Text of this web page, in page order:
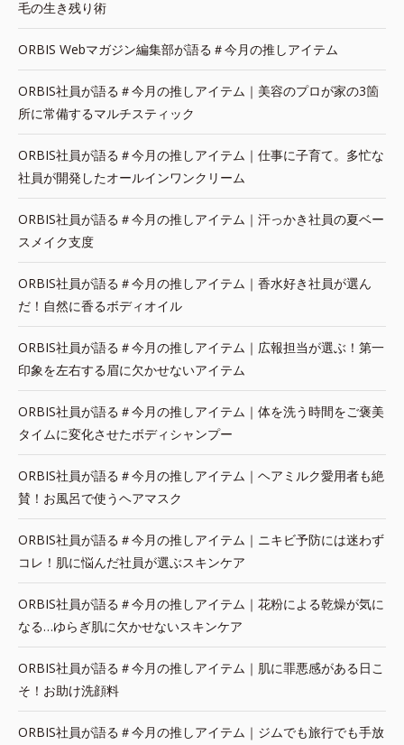
毛の生き残り術
ORBIS Webマガジン編集部が語る＃今月の推しアイテム
ORBIS社員が語る＃今月の推しアイテム｜美容のプロが家の3箇
所に常備するマルチスティック
ORBIS社員が語る＃今月の推しアイテム｜仕事に子育て。多忙な
社員が開発したオールインワンクリーム
ORBIS社員が語る＃今月の推しアイテム｜汗っかき社員の夏ベー
スメイク支度
ORBIS社員が語る＃今月の推しアイテム｜香水好き社員が選ん
だ！自然に香るボディオイル
ORBIS社員が語る＃今月の推しアイテム｜広報担当が選ぶ！第一
印象を左右する眉に欠かせないアイテム
ORBIS社員が語る＃今月の推しアイテム｜体を洗う時間をご褒美
タイムに変化させたボディシャンプー
ORBIS社員が語る＃今月の推しアイテム｜ヘアミルク愛用者も絶
賛！お風呂で使うヘアマスク
ORBIS社員が語る＃今月の推しアイテム｜ニキビ予防には迷わず
コレ！肌に悩んだ社員が選ぶスキンケア
ORBIS社員が語る＃今月の推しアイテム｜花粉による乾燥が気に
なる…ゆらぎ肌に欠かせないスキンケア
ORBIS社員が語る＃今月の推しアイテム｜肌に罪悪感がある日こ
そ！お助け洗顔料
ORBIS社員が語る＃今月の推しアイテム｜ジムでも旅行でも手放